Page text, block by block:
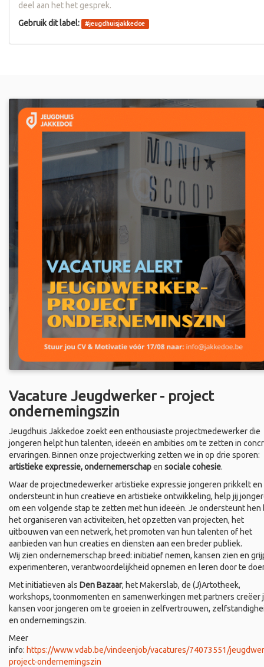
deel aan het het gesprek.
Gebruik dit label:
#jeugdhuisjakkedoe
Vacature Jeugdwerker - project
ondernemingszin
Jeugdhuis Jakkedoe zoekt een enthousiaste projectmedewerker die
jongeren helpt hun talenten, ideeën en ambities om te zetten in
ervaringen. Binnen onze projectwerking zetten we in op drie sporen:
artistieke expressie, ondernemerschapen sociale cohesie.
Waar de projectmedewerker artistieke expressie jongeren prikkelt en
ondersteunt in hun creatieve en artistieke ontwikkeling, help jij
om een volgende stap te zetten met hun ideeën. Je ondersteunt hen
het organiseren van activiteiten, het opzetten van projecten, het
uitbouwen van een netwerk, het promoten van hun talenten of het
aanbieden van hun creaties en diensten aan een breder publiek.
Wij zien ondernemerschap breed: initiatief nemen, kansen zien en
experimenteren, verantwoordelijkheid opnemen en leren door te
Met initiatieven als Den Bazaar, het Makerslab, de (J)Artotheek,
workshops, toonmomenten en samenwerkingen met partners creëer
kansen voor jongeren om te groeien in zelfvertrouwen,
en ondernemingszin.
Meer
info: https://www.vdab.be/vindeenjob/vacatures/74073551/
project-ondernemingszin